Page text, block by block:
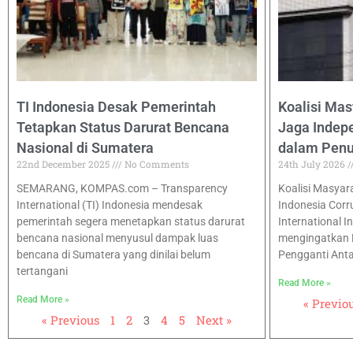
TI Indonesia Desak Pemerintah
Tetapkan Status Darurat Bencana
Nasional di Sumatera
22nd December 2025
No Comments
SEMARANG, KOMPAS.com – Transparency
International (TI) Indonesia mendesak
pemerintah segera menetapkan status darurat
bencana nasional menyusul dampak luas
bencana di Sumatera yang dinilai belum
tertangani
Read More »
« Previous 1 2 3 4 5 Next »
Koalisi
Jaga
dalam
24th July 2026
Koalisi
Indonesia
International
mengingatkan
Pengganti
Read More »
«